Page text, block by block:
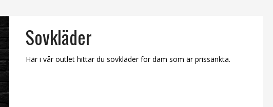
Sovkläder
Här i vår outlet hittar du sovkläder för dam som är prissänkta.